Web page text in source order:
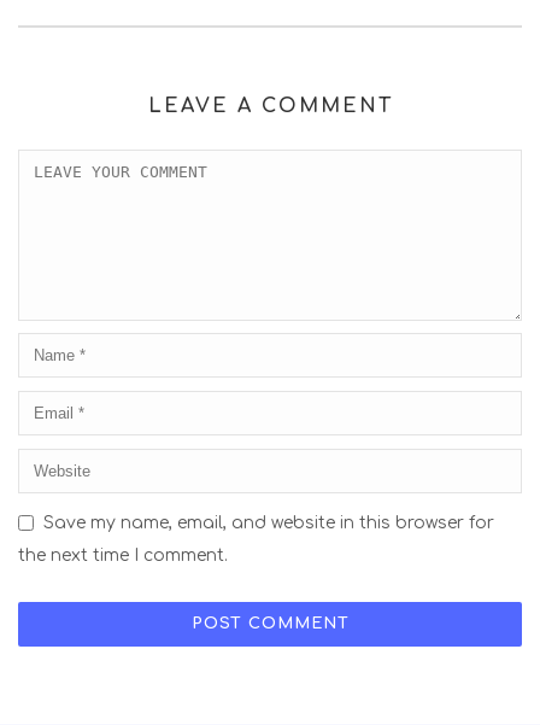
LEAVE A COMMENT
Save my name, email, and website in this browser for
the next time I comment.